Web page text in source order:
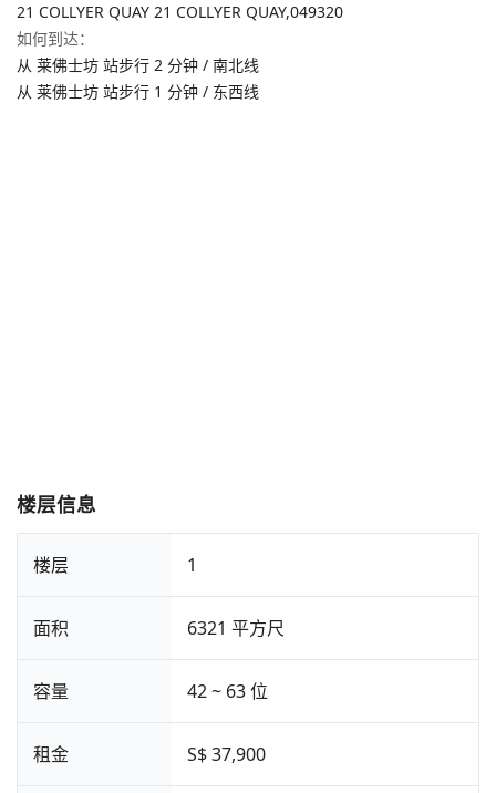
21 COLLYER QUAY 21 COLLYER QUAY,049320
如何到达：
从 莱佛士坊 站步行 2 分钟 / 南北线
从 莱佛士坊 站步行 1 分钟 / 东西线
楼层信息
楼层 1
面积 6321 平方尺
容量 42 ~ 63 位
租金 S$ 37,900